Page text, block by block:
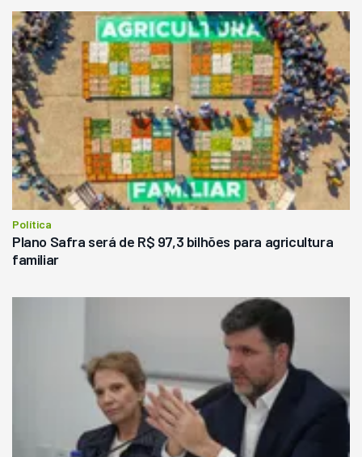
Política
Plano Safra será de R$ 97,3 bilhões para agricultura
familiar